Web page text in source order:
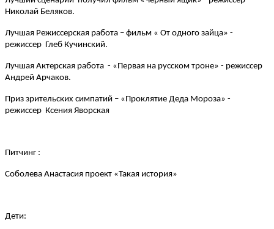
Николай Беляков.
Лучшая Режиссерская работа – фильм « От одного зайца» -
режиссер Глеб Кучинский.
Лучшая Актерская работа - «Первая на русском троне» - режиссер
Андрей Арчаков.
Приз зрительских симпатий – «Проклятие Деда Мороза» -
режиссер Ксения Яворская
Питчинг :
Соболева Анастасия проект «Такая история»
Дети: